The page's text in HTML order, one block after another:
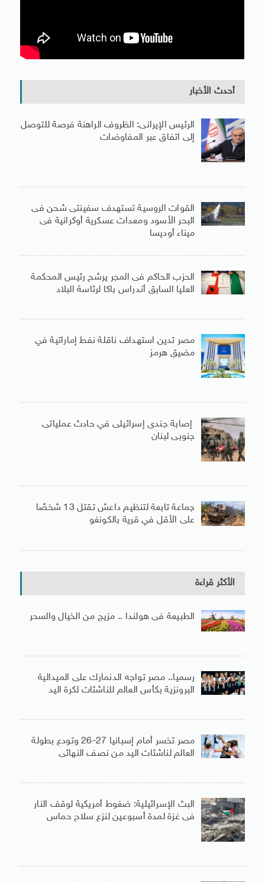
أحدث الأخبار
الرئيس الإيرانى: الظروف الراهنة فرصة للتوصل
إلى اتفاق عبر المفاوضات
القوات الروسية تستهدف سفينتى شحن فى
البحر الأسود ومعدات عسكرية أوكرانية فى
ميناء أوديسا
الحزب الحاكم فى المجر يرشح رئيس المحكمة
العليا السابق أندراس باكا لرئاسة البلاد
مصر تدين استهداف ناقلة نفط إماراتية في
مضيق هرمز
إصابة جندى إسرائيلى في حادث عملياتى
جنوبى لبنان
جماعة تابعة لتنظيم داعش تقتل 13 شخصًا
على الأقل في قرية بالكونغو
الأكثر قراءة
الطبيعة فى هولندا .. مزيج من الخيال والسحر
رسميا.. مصر تواجه الدنمارك على الميدالية
البرونزية بكأس العالم للناشئات لكرة اليد
مصر تخسر أمام إسبانيا 27-26 وتودع بطولة
العالم لناشئات اليد من نصف النهائى
البث الإسرائيلية: ضغوط أمريكية لوقف النار
فى غزة لمدة أسبوعين لنزع سلاح حماس